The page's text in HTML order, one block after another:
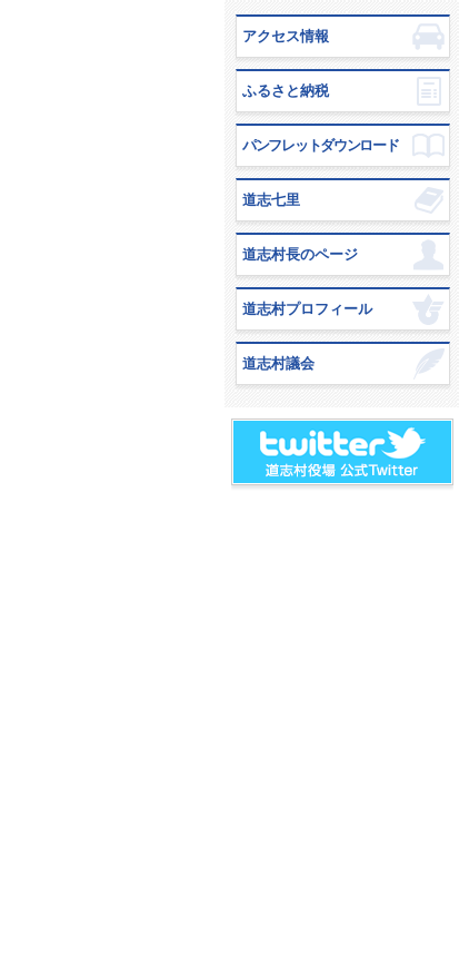
アクセス情報
ふるさと納税
パンフレットダウンロード
道志七里
道志村長のページ
道志村プロフィール
道志村議会